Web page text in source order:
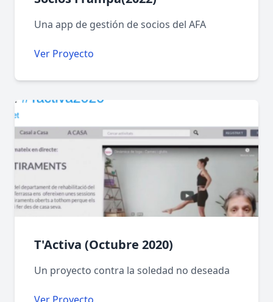
Una app de gestión de socios del AFA
Ver Proyecto
T'Activa (Octubre 2020)
Un proyecto contra la soledad no deseada